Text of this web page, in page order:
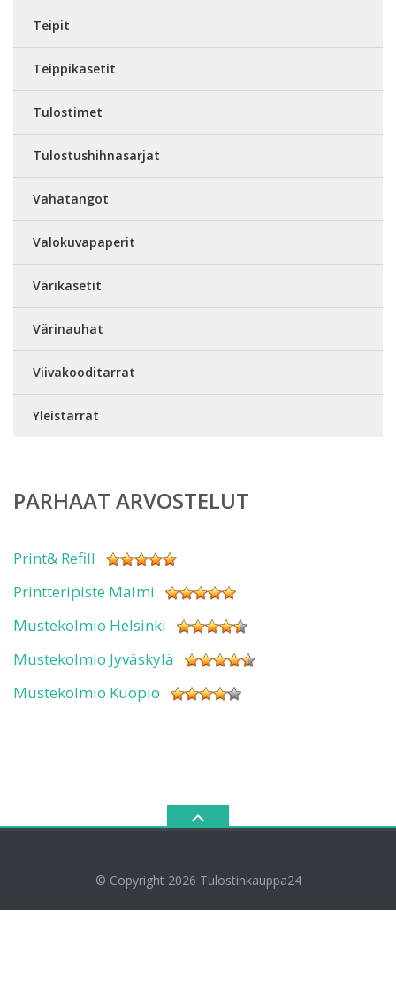
Teipit
Teippikasetit
Tulostimet
Tulostushihnasarjat
Vahatangot
Valokuvapaperit
Värikasetit
Värinauhat
Viivakooditarrat
Yleistarrat
PARHAAT ARVOSTELUT
Print& Refill
Printteripiste Malmi
Mustekolmio Helsinki
Mustekolmio Jyväskylä
Mustekolmio Kuopio
© Copyright 2026 Tulostinkauppa24